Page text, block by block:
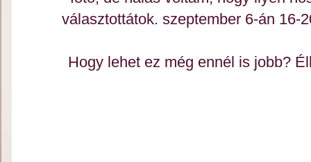
választottátok. szeptember 6-án 16-
Hogy lehet ez még ennél is jobb?